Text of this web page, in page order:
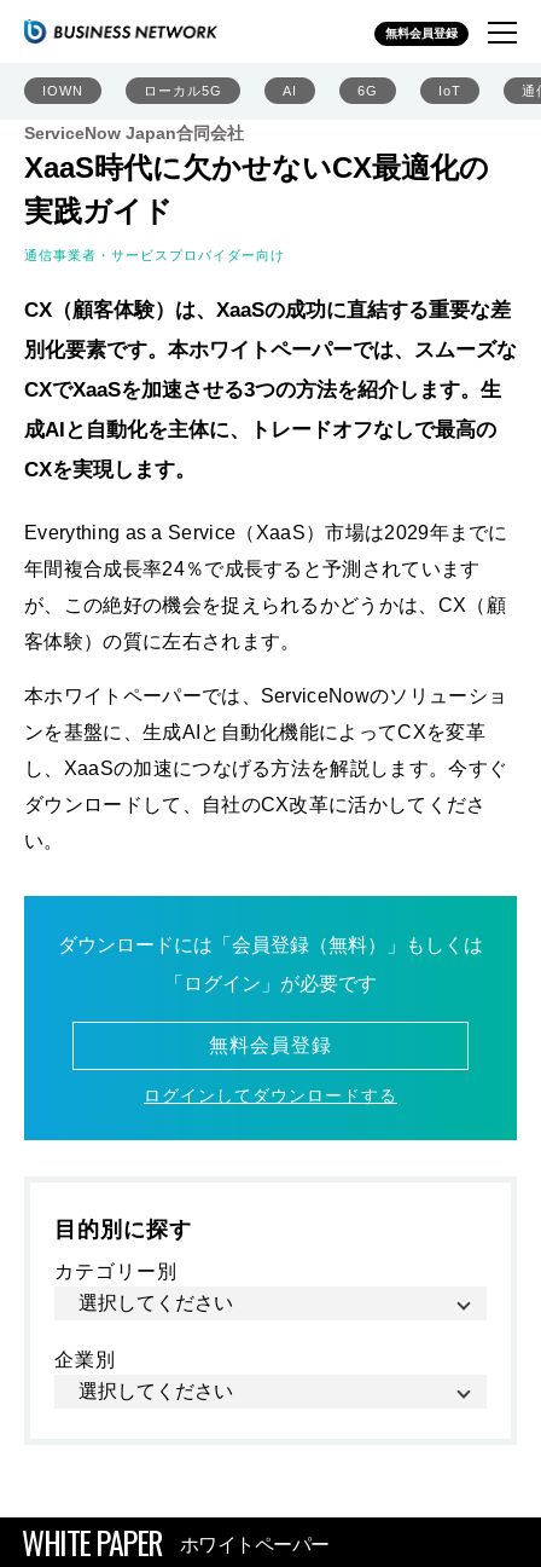
無料会員登録
IOWN ローカル5G AI 6G IoT 通
ServiceNow Japan合同会社
XaaS時代に欠かせないCX最適化の
実践ガイド
通信事業者・サービスプロバイダー向け
CX（顧客体験）は、XaaSの成功に直結する重要な差
別化要素です。本ホワイトペーパーでは、スムーズな
CXでXaaSを加速させる3つの方法を紹介します。生
成AIと自動化を主体に、トレードオフなしで最高の
CXを実現します。
Everything as a Service（XaaS）市場は2029年までに
年間複合成長率24％で成長すると予測されています
が、この絶好の機会を捉えられるかどうかは、CX（顧
客体験）の質に左右されます。
本ホワイトペーパーでは、ServiceNowのソリューショ
ンを基盤に、生成AIと自動化機能によってCXを変革
し、XaaSの加速につなげる方法を解説します。今すぐ
ダウンロードして、自社のCX改革に活かしてくださ
い。
ダウンロードには「会員登録（無料）」もしくは
「ログイン」が必要です
無料会員登録
ログインしてダウンロードする
目的別に探す
カテゴリー別
企業別
WHITE PAPER ホワイトペーパー